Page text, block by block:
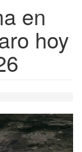
en
hoy